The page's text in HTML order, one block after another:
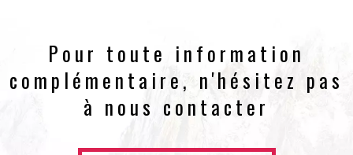
Pour toute information
complémentaire, n'hésitez pas
à nous contacter